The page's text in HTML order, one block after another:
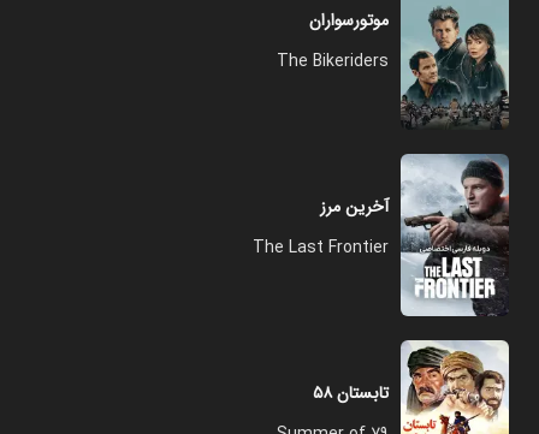
موتورسواران
The Bikeriders
آخرین مرز
The Last Frontier
تابستان ۵۸